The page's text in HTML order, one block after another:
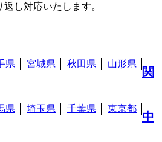
し対応いたします。
県 宮城県 秋田県
山形県
関
県 埼玉県 千葉県
東京都
中